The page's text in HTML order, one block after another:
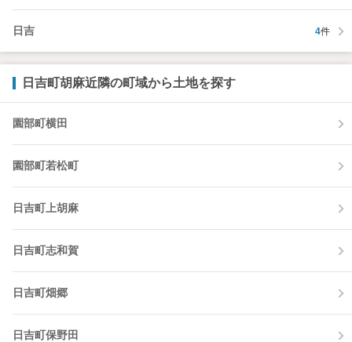
日吉 4件
日吉町胡麻近隣の町域から土地を探す
園部町横田
園部町若松町
日吉町上胡麻
日吉町志和賀
日吉町畑郷
日吉町保野田